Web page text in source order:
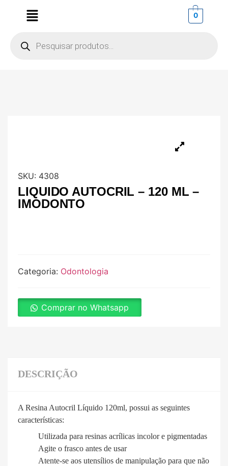
0
SKU: 4308
LIQUIDO AUTOCRIL – 120 ML –
IMODONTO
Categoria: Odontologia
Comprar no Whatsapp
DESCRIÇÃO
A Resina Autocril Líquido 120ml, possui as seguintes
características:
Utilizada para resinas acrílicas incolor e pigmentadas
Agite o frasco antes de usar
Atente-se aos utensílios de manipulação para que não